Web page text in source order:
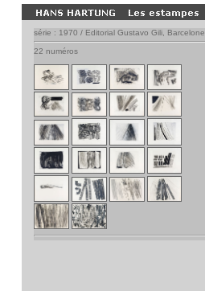
série : 1970 / Editorial Gustavo Gili, Barcelone
22 numéros